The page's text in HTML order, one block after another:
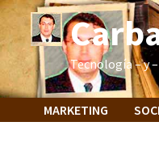
Saltar
contenido
Tecnología – y
MARKETING